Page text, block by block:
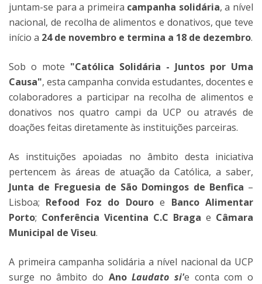
juntam-se para a primeira campanha solidária, a nível
nacional, de recolha de alimentos e donativos, que teve
início a 24 de novembro e termina a 18 de dezembro.
Sob o mote "Católica Solidária - Juntos por Uma
Causa", esta campanha convida estudantes, docentes e
colaboradores a participar na recolha de alimentos e
donativos nos quatro campi da UCP ou através de
doações feitas diretamente às instituições parceiras.
As instituições apoiadas no âmbito desta iniciativa
pertencem às áreas de atuação da Católica, a saber,
Junta de Freguesia de São Domingos de Benfica –
Lisboa; Refood Foz do Douroe Banco Alimentar
Porto; Conferência Vicentina C.C Braga e Câmara
Municipal de Viseu.
A primeira campanha solidária a nível nacional da UCP
surge no âmbito do AnoLaudato si'e conta com o